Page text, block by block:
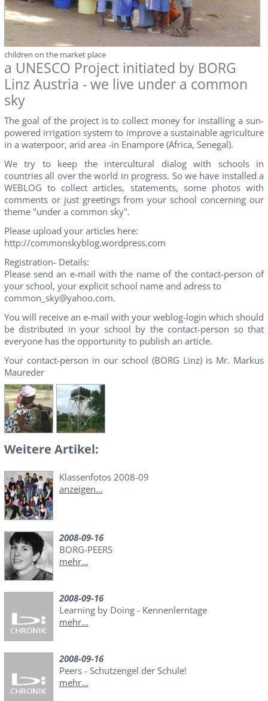
children on the market place
a UNESCO Project initiated by BORG
Linz Austria - we live under a common
sky
The goal of the project is to collect money for installing a sun-
powered irrigation system to improve a sustainable agriculture
in a waterpoor, arid area -in Enampore (Africa, Senegal).
We try to keep the intercultural dialog with schools in
countries all over the world in progress. So we have installed a
WEBLOG to collect articles, statements, some photos with
comments or just greetings from your school concerning our
theme "under a common sky".
Please upload your articles here:
http://commonskyblog.wordpress.com
Registration- Details:
Please send an e-mail with the name of the contact-person of
your school, your explicit school name and adress to
common_sky@yahoo.com.
You will receive an e-mail with your weblog-login which should
be distributed in your school by the contact-person so that
everyone has the opportunity to publish an article.
Your contact-person in our school (BORG Linz) is Mr. Markus
Maureder
Weitere Artikel:
Klassenfotos 2008-09
anzeigen...
2008-09-16
BORG-PEERS
mehr...
2008-09-16
Learning by Doing - Kennenlerntage
mehr...
2008-09-16
Peers - Schutzengel der Schule!
mehr...